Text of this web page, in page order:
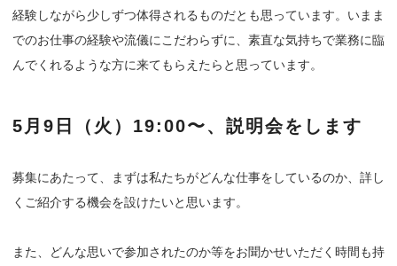
経験しながら少しずつ体得されるものだとも思っています。いまま
でのお仕事の経験や流儀にこだわらずに、素直な気持ちで業務に臨
んでくれるような方に来てもらえたらと思っています。
5月9日（火）19:00〜、説明会をします
募集にあたって、まずは私たちがどんな仕事をしているのか、詳し
くご紹介する機会を設けたいと思います。
また、どんな思いで参加されたのか等をお聞かせいただく時間も持